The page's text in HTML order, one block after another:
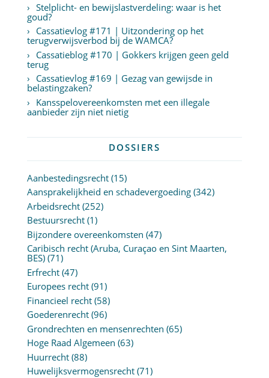
Stelplicht- en bewijslastverdeling: waar is het
goud?
Cassatievlog #171 | Uitzondering op het
terugverwijsverbod bij de WAMCA?
Cassatieblog #170 | Gokkers krijgen geen geld
terug
Cassatievlog #169 | Gezag van gewijsde in
belastingzaken?
Kansspelovereenkomsten met een illegale
aanbieder zijn niet nietig
DOSSIERS
Aanbestedingsrecht(15)
Aansprakelijkheid en schadevergoeding(342)
Arbeidsrecht(252)
Bestuursrecht(1)
Bijzondere overeenkomsten (47)
Caribisch recht (Aruba, Curaçao en Sint Maarten,
BES)(71)
Erfrecht(47)
Europees recht(91)
Financieel recht(58)
Goederenrecht(96)
Grondrechten en mensenrechten (65)
Hoge Raad Algemeen (63)
Huurrecht(88)
Huwelijksvermogensrecht(71)